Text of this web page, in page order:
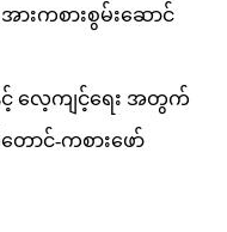
ားကစားစွမ်းဆောင်
နှင့် လေ့ကျင့်ရေး အတွက်
ောင်-ကစားဖော်